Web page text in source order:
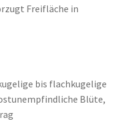
Freifläche in
bis flachkugelige
Blüte,